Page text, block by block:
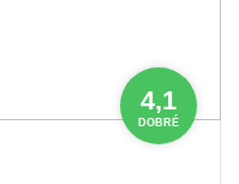
4,1
DOBRÉ